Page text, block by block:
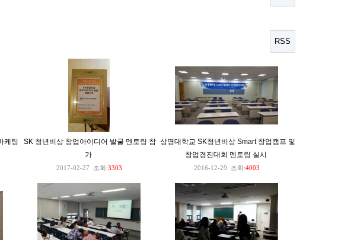
RSS
케팅
SK 청년비상 창업아이디어 발굴 멘토링 참
가
2017-02-27 조회:3303
상명대학교 SK청년비상 Smart 창업캠프 및
창업경진대회 멘토링 실시
2016-12-29 조회:4003